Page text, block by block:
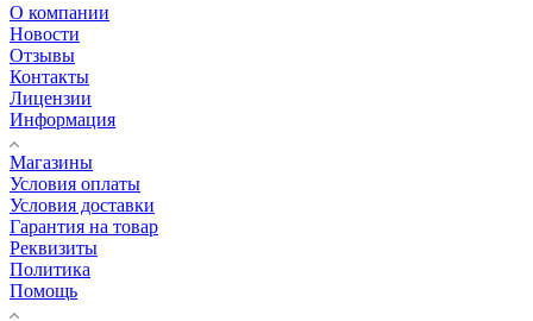
О компании
Новости
Отзывы
Контакты
Лицензии
Информация
Магазины
Условия оплаты
Условия доставки
Гарантия на товар
Реквизиты
Политика
Помощь